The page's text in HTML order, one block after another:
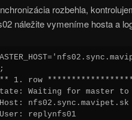
rozbehla,
náležite vymeníme hosta a
1. row
for master to